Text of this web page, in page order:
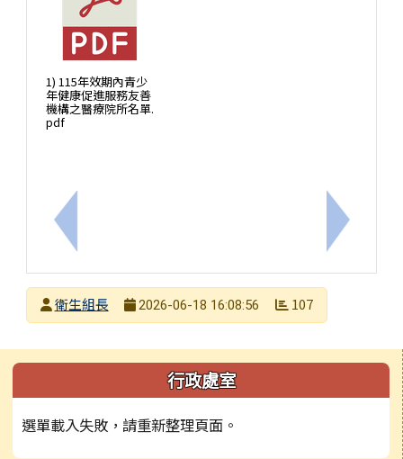
上一筆：(急件)本局辦理115年度教職員工急救教育
1) 115年效期內青少
年健康促進服務友善
機構之醫療院所名單.
pdf
下一筆：
發布者
衛生組長
2026-06-18 16:08:56 107
左邊區域內容 行政處室
選單載入失敗，請重新整理頁面。